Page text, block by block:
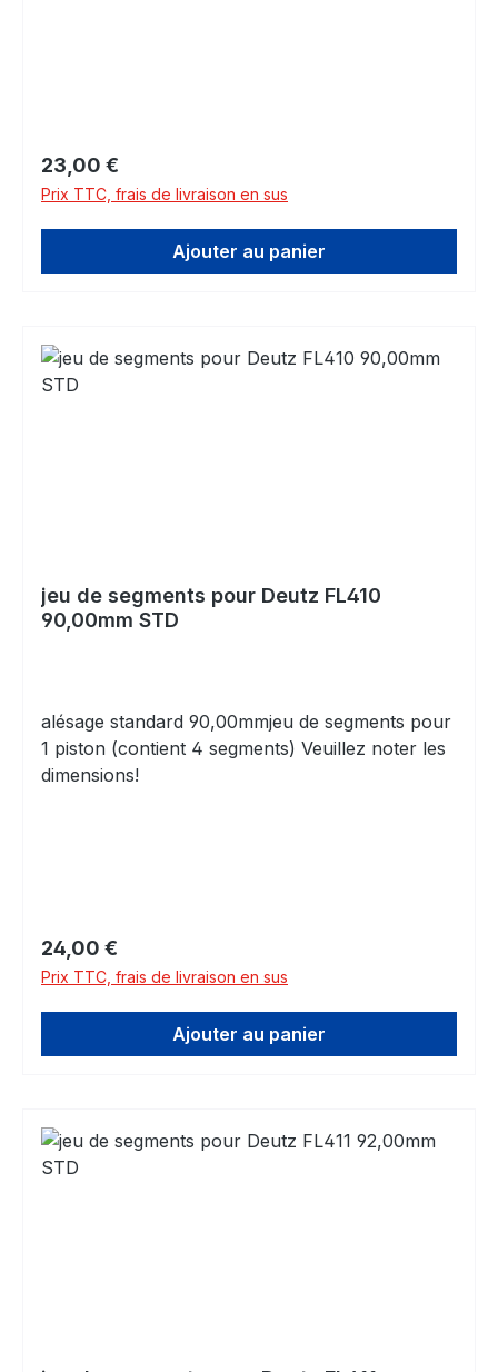
Prix régulier :
23,00 €
Prix TTC, frais de livraison en sus
Ajouter au panier
jeu de segments pour Deutz FL410
90,00mm STD
alésage standard 90,00mmjeu de segments pour
1 piston (contient 4 segments) Veuillez noter les
dimensions!
Prix régulier :
24,00 €
Prix TTC, frais de livraison en sus
Ajouter au panier